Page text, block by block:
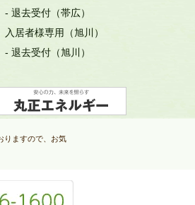
- 退去受付（帯広）
入居者様専用（旭川）
- 退去受付（旭川）
りますので、お気